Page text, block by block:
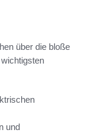
über die bloße
und